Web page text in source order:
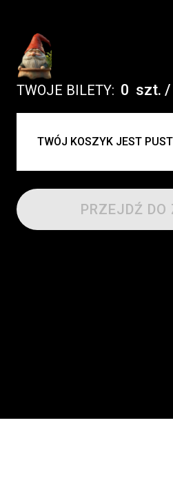
TWOJE BILETY: 0 szt. /
UWAGA:
TWÓJ KOSZYK JEST
PRZEJDŹ DO